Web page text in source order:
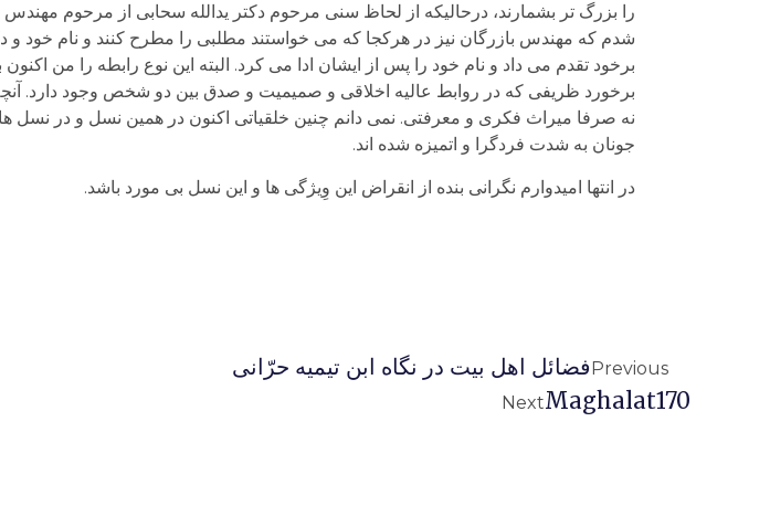
را بزرگ تر بشمارند، درحالیکه از لحاظ سنی مرحوم دکتر یدالله سحابی از مرحوم مهندس
شدم که مهندس بازرگان نیز در هرکجا که می خواستند مطلبی را مطرح کنند و نام خود و
برخود تقدم می داد و نام خود را پس از ایشان ادا می کرد. البته این نوع رابطه را من
برخورد ظریفی که در روابط عالیه اخلاقی و صمیمیت و صدق بین دو شخص وجود دارد.
نه صرفا میراث فکری و معرفتی. نمی دانم چنین خلقیاتی اکنون در همین نسل و در نسل
جونان به شدت فردگرا و اتمیزه شده اند.
در انتها امیدوارم نگرانی بنده از انقراض این وِیژگی ها و این نسل بی مورد باشد.
Previous فضائل اهل بیت در نگاه ابن تیمیه حرّانی
NextMaghalat170